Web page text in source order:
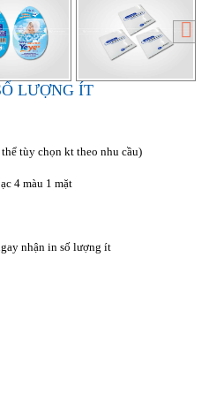
LƯỢNG ÍT
tùy chọn kt theo nhu cầu)
4 màu 1 mặt
nhận in số lượng ít